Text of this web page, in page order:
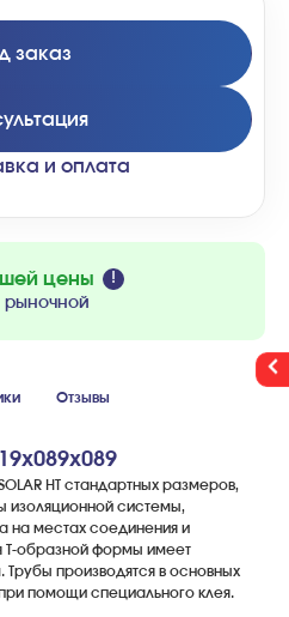
цены
заказ
и оплата
Отзывы
SOLAR HT стандартных размеров,
изоляционной системы,
на местах соединения и
Т-образной формы имеет
производятся в основных
помощи специального клея.